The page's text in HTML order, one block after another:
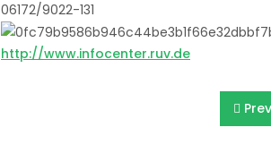
06172/9022-131
http://www.infocenter.ruv.de
Beitragsnavigation
Prev